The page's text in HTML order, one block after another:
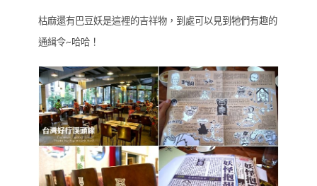
枯麻還有巴豆妖是這裡的吉祥物，到處可以見到牠們有趣的
通緝令~哈哈！